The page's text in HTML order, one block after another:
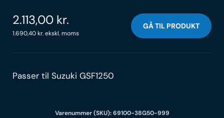
2.113,00 kr.
1.690,40kr.ekskl. moms
GÅ TIL PRODUKT
Passer til Suzuki GSF1250
Varenummer (SKU):69100-38G50-999